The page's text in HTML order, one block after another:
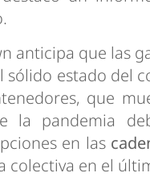
anticipa que las
sólido estado del
que
la pandemia
en las
colectiva en el